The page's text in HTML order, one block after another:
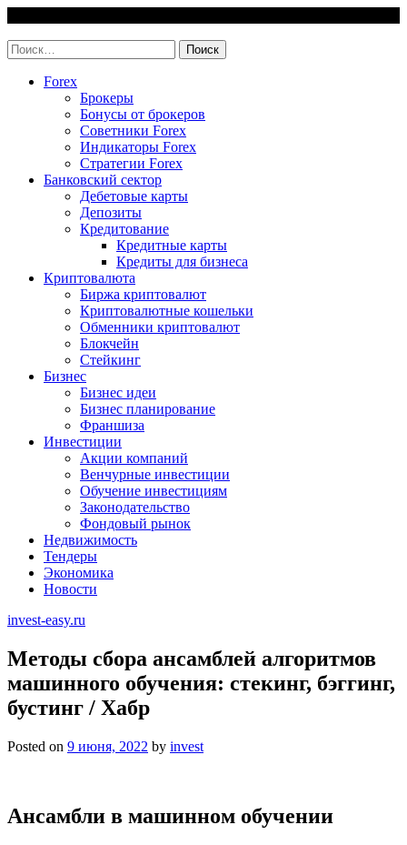
content
Найти:
Forex
Брокеры
Бонусы от брокеров
Советники Forex
Индикаторы Forex
Стратегии Forex
Банковский сектор
Дебетовые карты
Депозиты
Кредитование
Кредитные карты
Кредиты для бизнеса
Криптовалюта
Биржа криптовалют
Криптовалютные кошельки
Обменники криптовалют
Блокчейн
Стейкинг
Бизнес
Бизнес идеи
Бизнес планирование
Франшиза
Инвестиции
Акции компаний
Венчурные инвестиции
Обучение инвестициям
Законодательство
Фондовый рынок
Недвижимость
Тендеры
Экономика
Новости
invest-easy.ru
Методы сбора ансамблей алгоритмов
машинного обучения: стекинг, бэггинг,
бустинг / Хабр
Posted on 9 июня, 2022 by invest
Ансамбли в машинном обучении